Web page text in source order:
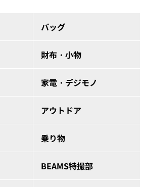
バッグ
財布・小物
家電・デジモノ
アウトドア
乗り物
BEAMS特撮部